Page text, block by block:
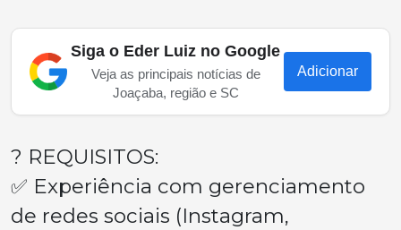
Siga o Eder Luiz no Google
Veja as principais notícias de
Joaçaba, região e SC
Adicionar
? REQUISITOS:
✅ Experiência com gerenciamento
de redes sociais (Instagram,